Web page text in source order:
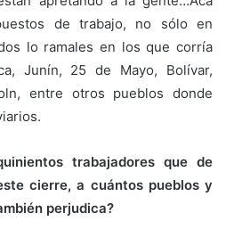
de trabajo, no sólo en
lo ramales en los que corría
Junín, 25 de Mayo, Bolívar,
entre otros pueblos donde
trabajadores que de
cierre, a cuántos pueblos y
perjudica?